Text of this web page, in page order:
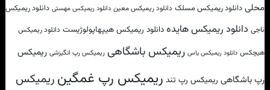
محلی دانلود ریمیکس مسلک دانلود ریمیکس معین دانلود ریمیکس مهستی دانلود ریمیکس
ناجی دانلود ریمیکس هایدهدانلود ریمیکس هیپهاپولوژیست دانلود ریمیکس
هیچکس دانلود ریمیکس یاس ریمیکس باشگاهی ریمیکس رپ انگیزشی ریمیکس
رپ باشگاهی ریمیکس رپ تند ریمیکس رپ غمگین ریمیکس